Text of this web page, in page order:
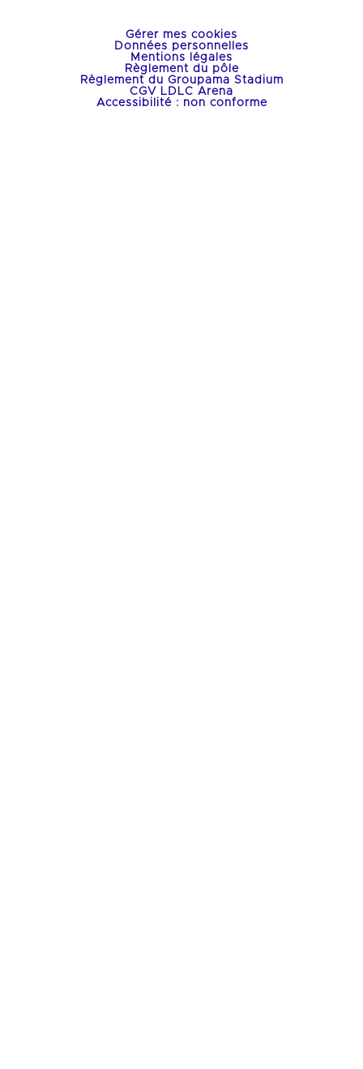
Gérer mes cookies
Données personnelles
Mentions légales
Règlement du pôle
Règlement du Groupama Stadium
CGV LDLC Arena
Accessibilité : non conforme